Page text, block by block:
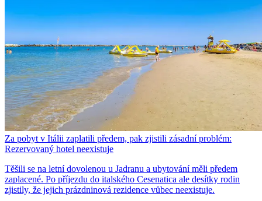
Za pobyt v Itálii zaplatili předem, pak zjistili zásadní problém:
Rezervovaný hotel neexistuje
Těšili se na letní dovolenou u Jadranu a ubytování měli předem
zaplacené. Po příjezdu do italského Cesenatica ale desítky rodin
zjistily, že jejich prázdninová rezidence vůbec neexistuje.